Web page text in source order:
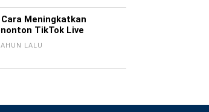
Cara Meningkatkan
TikTok Live
LALU